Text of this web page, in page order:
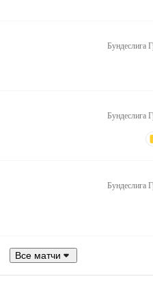
Бундеслига
Бундеслига
Бундеслига
Все матчи